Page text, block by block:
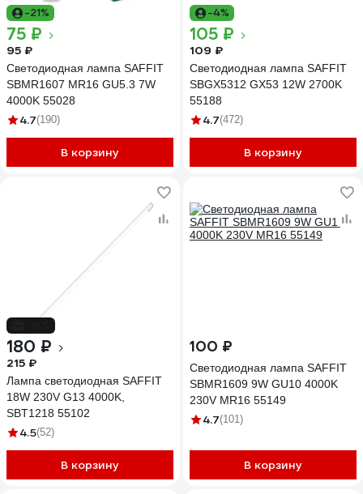
-21%
75 ₽
95 ₽
Светодиодная лампа SAFFIT
SBMR1607 MR16 GU5.3 7W
4000K 55028
4.7(190)
В корзину
-4%
105 ₽
109 ₽
Светодиодная лампа SAFFIT
SBGX5312 GX53 12W 2700K
55188
4.7(472)
В корзину
180 ₽
215 ₽
Лампа светодиодная SAFFIT
18W 230V G13 4000K,
SBT1218 55102
4.5(52)
В корзину
100 ₽
Светодиодная лампа SAFFIT
SBMR1609 9W GU10 4000K
230V MR16 55149
4.7(101)
В корзину